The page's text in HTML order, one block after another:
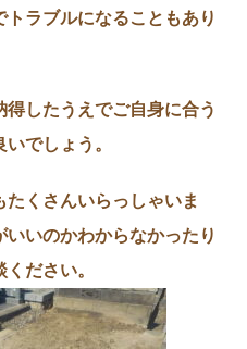
ラブルになることもあり
したうえでご自身に合う
でしょう。
くさんいらっしゃいま
いのかわからなかったり
ださい。